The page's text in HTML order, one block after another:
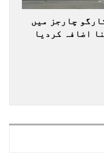
چارجز میں
گنا اضافہ کردیا